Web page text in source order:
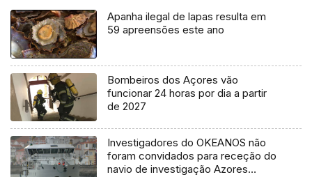
Apanha ilegal de lapas resulta em
59 apreensões este ano
Bombeiros dos Açores vão
funcionar 24 horas por dia a partir
de 2027
Investigadores do OKEANOS não
foram convidados para receção do
navio de investigação Azores